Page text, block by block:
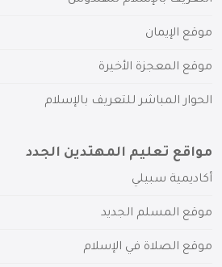
موقع الإيمان
موقع المعجزة الأخيرة
الحوار المباشر للتعريف بالإسلام
مواقع تعليم المهتدين الجدد
أكاديمية سبيلي
موقع المسلم الجديد
موقع الصلاة في الإسلام